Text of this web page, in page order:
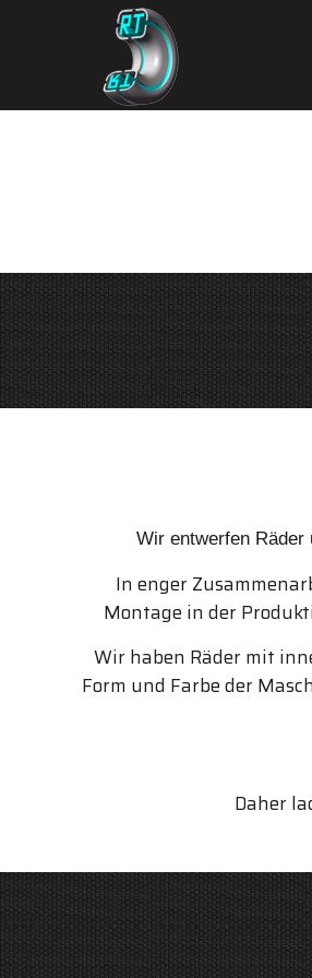
Wir entwerfen Räder
In enger
Montage in der
Wir haben Räder mit
Form und Farbe der
Daher